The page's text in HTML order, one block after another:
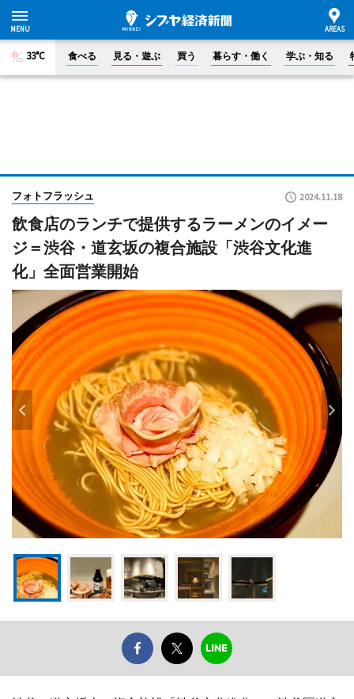
33°C 食べる 見る・遊ぶ 買う 暮らす・働く 学ぶ・知る
フォトフラッシュ 2024.11.18
飲食店のランチで提供するラーメンのイメー
ジ＝渋谷・道玄坂の複合施設「渋谷文化進
化」全面営業開始